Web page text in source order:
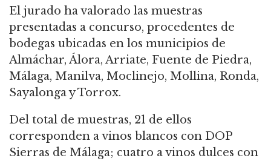
El jurado ha valorado las muestras
presentadas a concurso, procedentes de
bodegas ubicadas en los municipios de
Almáchar, Álora, Arriate, Fuente de Piedra,
Málaga, Manilva, Moclinejo, Mollina, Ronda,
Sayalonga y Torrox.
Del total de muestras, 21 de ellos
corresponden a vinos blancos con DOP
Sierras de Málaga; cuatro a vinos dulces con